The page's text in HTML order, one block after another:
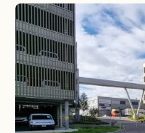
und Teile der
Tonnen befahrbar. Der
zudem für
bestehenden
CFK-Lamellen und
verstärkt. Zur
bestehen die
Schaumglasschotter